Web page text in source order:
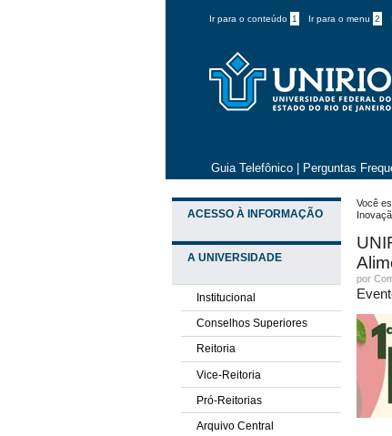
Ir para o conteúdo 1 Ir para o menu 2
Guia Telefônico Perguntas
ACESSO À INFORMAÇÃO
A UNIVERSIDADE
Institucional
Conselhos Superiores
Reitoria
Vice-Reitoria
Pró-Reitorias
Arquivo Central
Você
por